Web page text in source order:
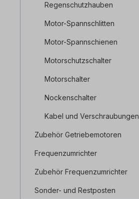
Regenschutzhauben
Motor-Spannschlitten
Motor-Spannschienen
Motorschutzschalter
Motorschalter
Nockenschalter
Kabel und Verschraubungen
Zubehör Getriebemotoren
Frequenzumrichter
Zubehör Frequenzumrichter
Sonder- und Restposten